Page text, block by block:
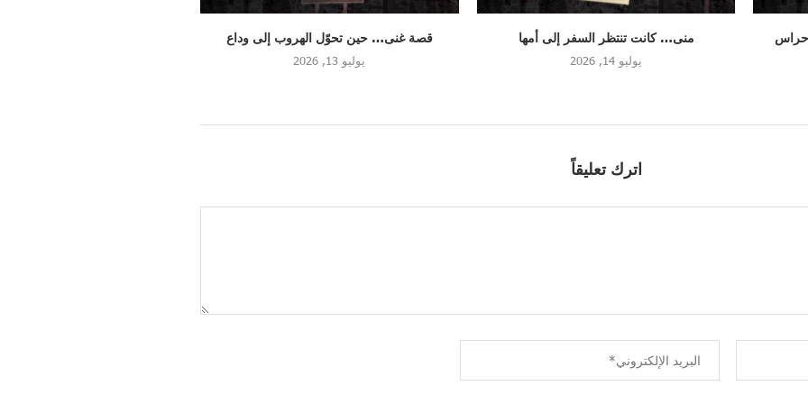
قصة غنى… حين تحوّل الهروب إلى وداع
يوليو 13, 2026
سوريا: حقائق وتوصيات حول مشروع “الحزام
العربي” بعد...
اترك تعليقاً